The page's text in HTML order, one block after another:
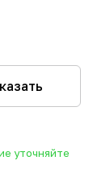
уточняйте